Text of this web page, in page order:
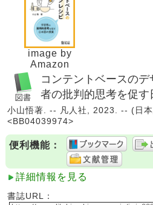
image by
Amazon
コンテントベースの
者の批判的思考を促す
小山悟著. -- 凡人社, 2023. -- (日本
<BB04039974>
便利機能：
詳細情報を見る
書誌URL：